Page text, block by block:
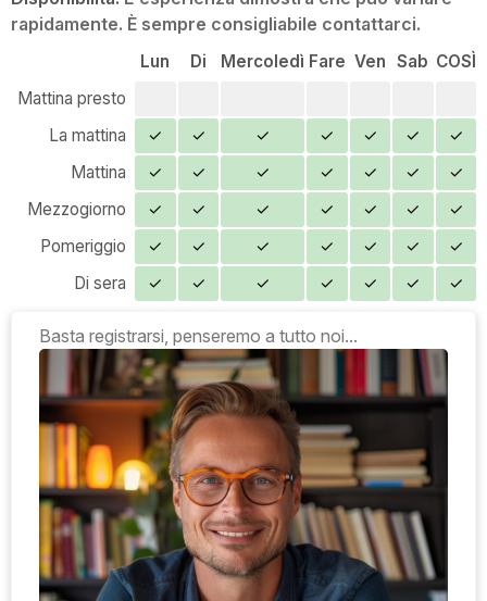
rapidamente. È sempre consigliabile contattarci.
Lun Di Mercoledì Fare Ven Sab COSÌ
Mattina presto
La mattina
✓ ✓ ✓ ✓ ✓ ✓
✓
Mattina
✓ ✓ ✓ ✓ ✓ ✓
✓
Mezzogiorno
✓ ✓ ✓ ✓ ✓ ✓
✓
Pomeriggio
✓ ✓ ✓ ✓ ✓ ✓
✓
Di sera
✓ ✓ ✓ ✓ ✓ ✓ ✓
Basta registrarsi, penseremo a tutto noi...